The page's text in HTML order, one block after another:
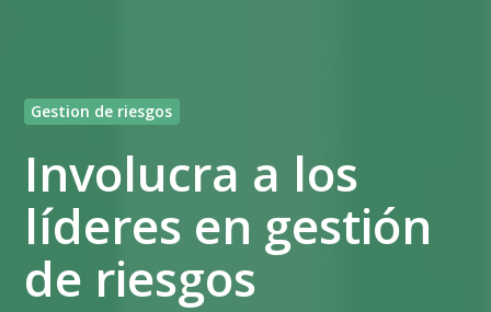
Gestion de riesgos
Involucra a los
líderes en gestión
de riesgos